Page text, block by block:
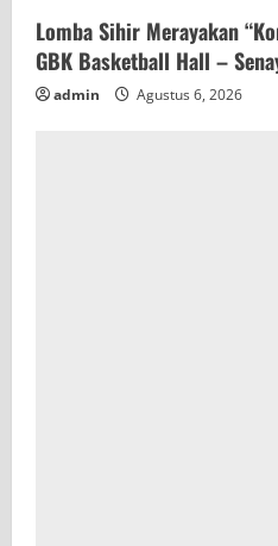
Lomba Sihir Merayakan
GBK Basketball Hall –
admin Agustus 6, 2026